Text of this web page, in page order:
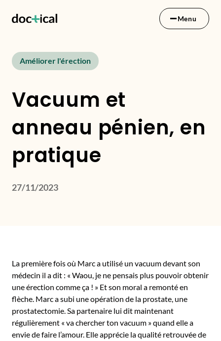
Menu
Améliorer l'érection
Vacuum et
anneau pénien, en
pratique
27/11/2023
La première fois où Marc a utilisé un vacuum devant son
médecin il a dit : « Waou, je ne pensais plus pouvoir obtenir
une érection comme ça ! » Et son moral a remonté en
flèche. Marc a subi une opération de la prostate, une
prostatectomie. Sa partenaire lui dit maintenant
régulièrement « va chercher ton vacuum » quand elle a
envie de faire l’amour. Elle apprécie la qualité retrouvée de